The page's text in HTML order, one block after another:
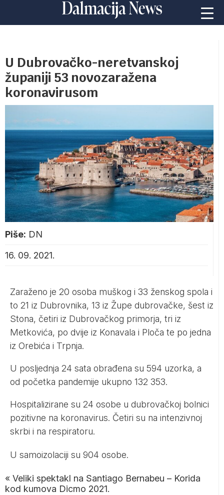
U Dubrovačko-neretvanskoj
županiji 53 novozaražena
koronavirusom
Piše: DN
16. 09. 2021.
Zaraženo je 20 osoba muškog i 33 ženskog spola i
to 21 iz Dubrovnika, 13 iz Župe dubrovačke, šest iz
Stona, četiri iz Dubrovačkog primorja, tri iz
Metkovića, po dvije iz Konavala i Ploča te po jedna
iz Orebića i Trpnja.
U posljednja 24 sata obrađena su 594 uzorka, a
od početka pandemije ukupno 132 353.
Hospitalizirane su 24 osobe u dubrovačkoj bolnici
pozitivne na koronavirus. Četiri su na intenzivnoj
skrbi i na respiratoru.
U samoizolaciji su 904 osobe.
« Veliki spektakl na Santiago Bernabeu – Korida
kod kumova Dicmo 2021.